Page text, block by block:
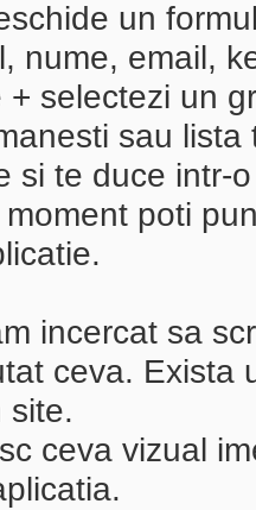
un
nume, email,
+ selectezi un
sau lista
si te duce intr-
poti
incercat sa
ceva. Exista
site.
ceva vizual